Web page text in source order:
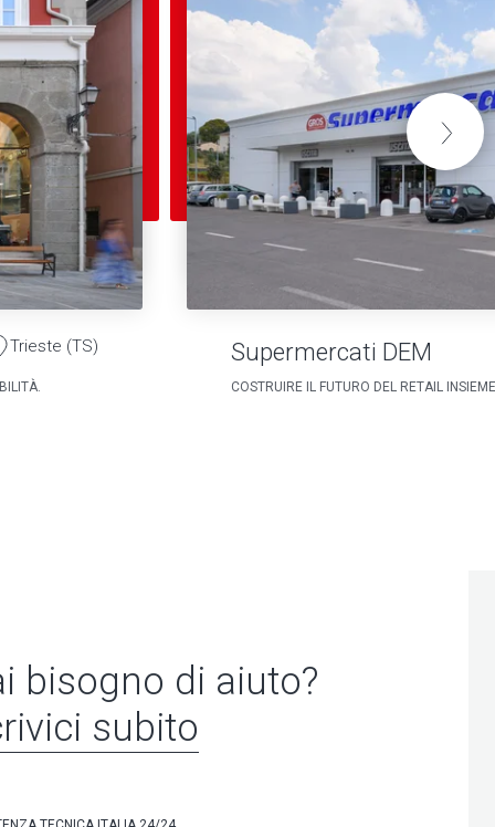
Trieste (TS) Supermercati DEM
COSTRUIRE IL FUTURO DEL RETAIL
bisogno di aiuto?
subito